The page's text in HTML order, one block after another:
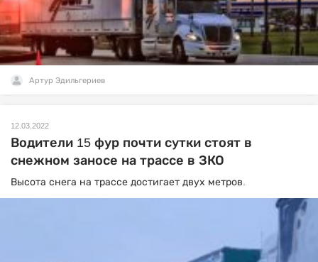
Артур Эдильгериев
12.03.2022
Водители 15 фур почти сутки стоят в
снежном заносе на трассе в ЗКО
Высота снега на трассе достигает двух метров.